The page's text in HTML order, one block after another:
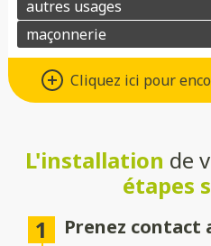
Cliquez ici pour
Un grand choix
qualité
: moderne, léger et
Composite
d’entretien.
L'installation de
étapes
Prenez contact